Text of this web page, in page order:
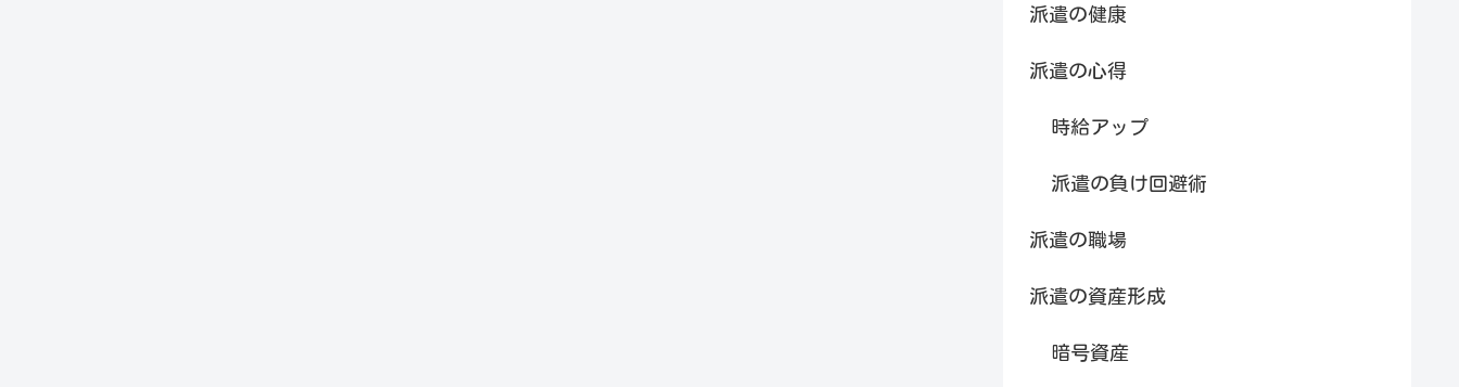
派遣の健康
派遣の心得
時給アップ
派遣の負け回避術
派遣の職場
派遣の資産形成
暗号資産